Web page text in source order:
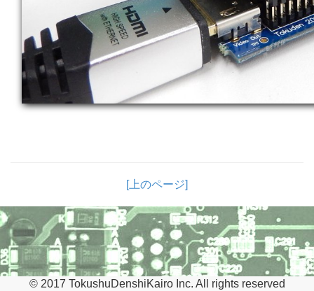
[上のページ]
© 2017 TokushuDenshiKairo Inc. All rights reserved